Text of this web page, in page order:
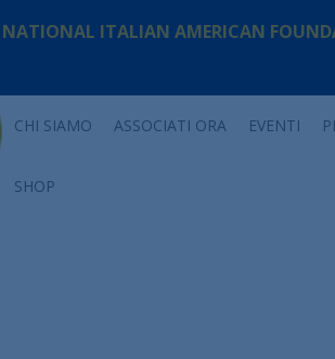
NATIONAL ITALIAN AMERICAN
CHI SIAMO ASSOCIATI ORA EVENTI
SHOP